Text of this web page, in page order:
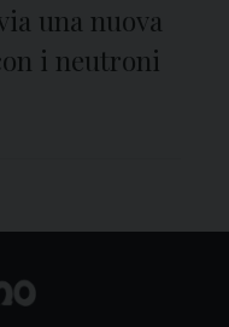
una nuova
i neutroni